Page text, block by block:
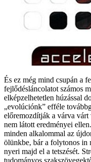
És ez még mind csupán a
fejlődésláncolatot számos
elképzelhetetlen húzással
„evolúciónk” efféle
előremozdítják a várva
nem látott eredményei
minden alkalommal az
ölünkbe, bár a folytonos in
nyeri majd el a tetszését.
tudományos